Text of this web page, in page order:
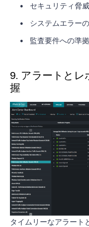
セキュリティ脅
システムエラー
監査要件への準
9. アラートとレ
握
タイムリーなアラート